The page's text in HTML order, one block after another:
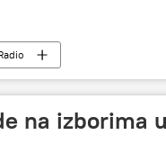
na izborima